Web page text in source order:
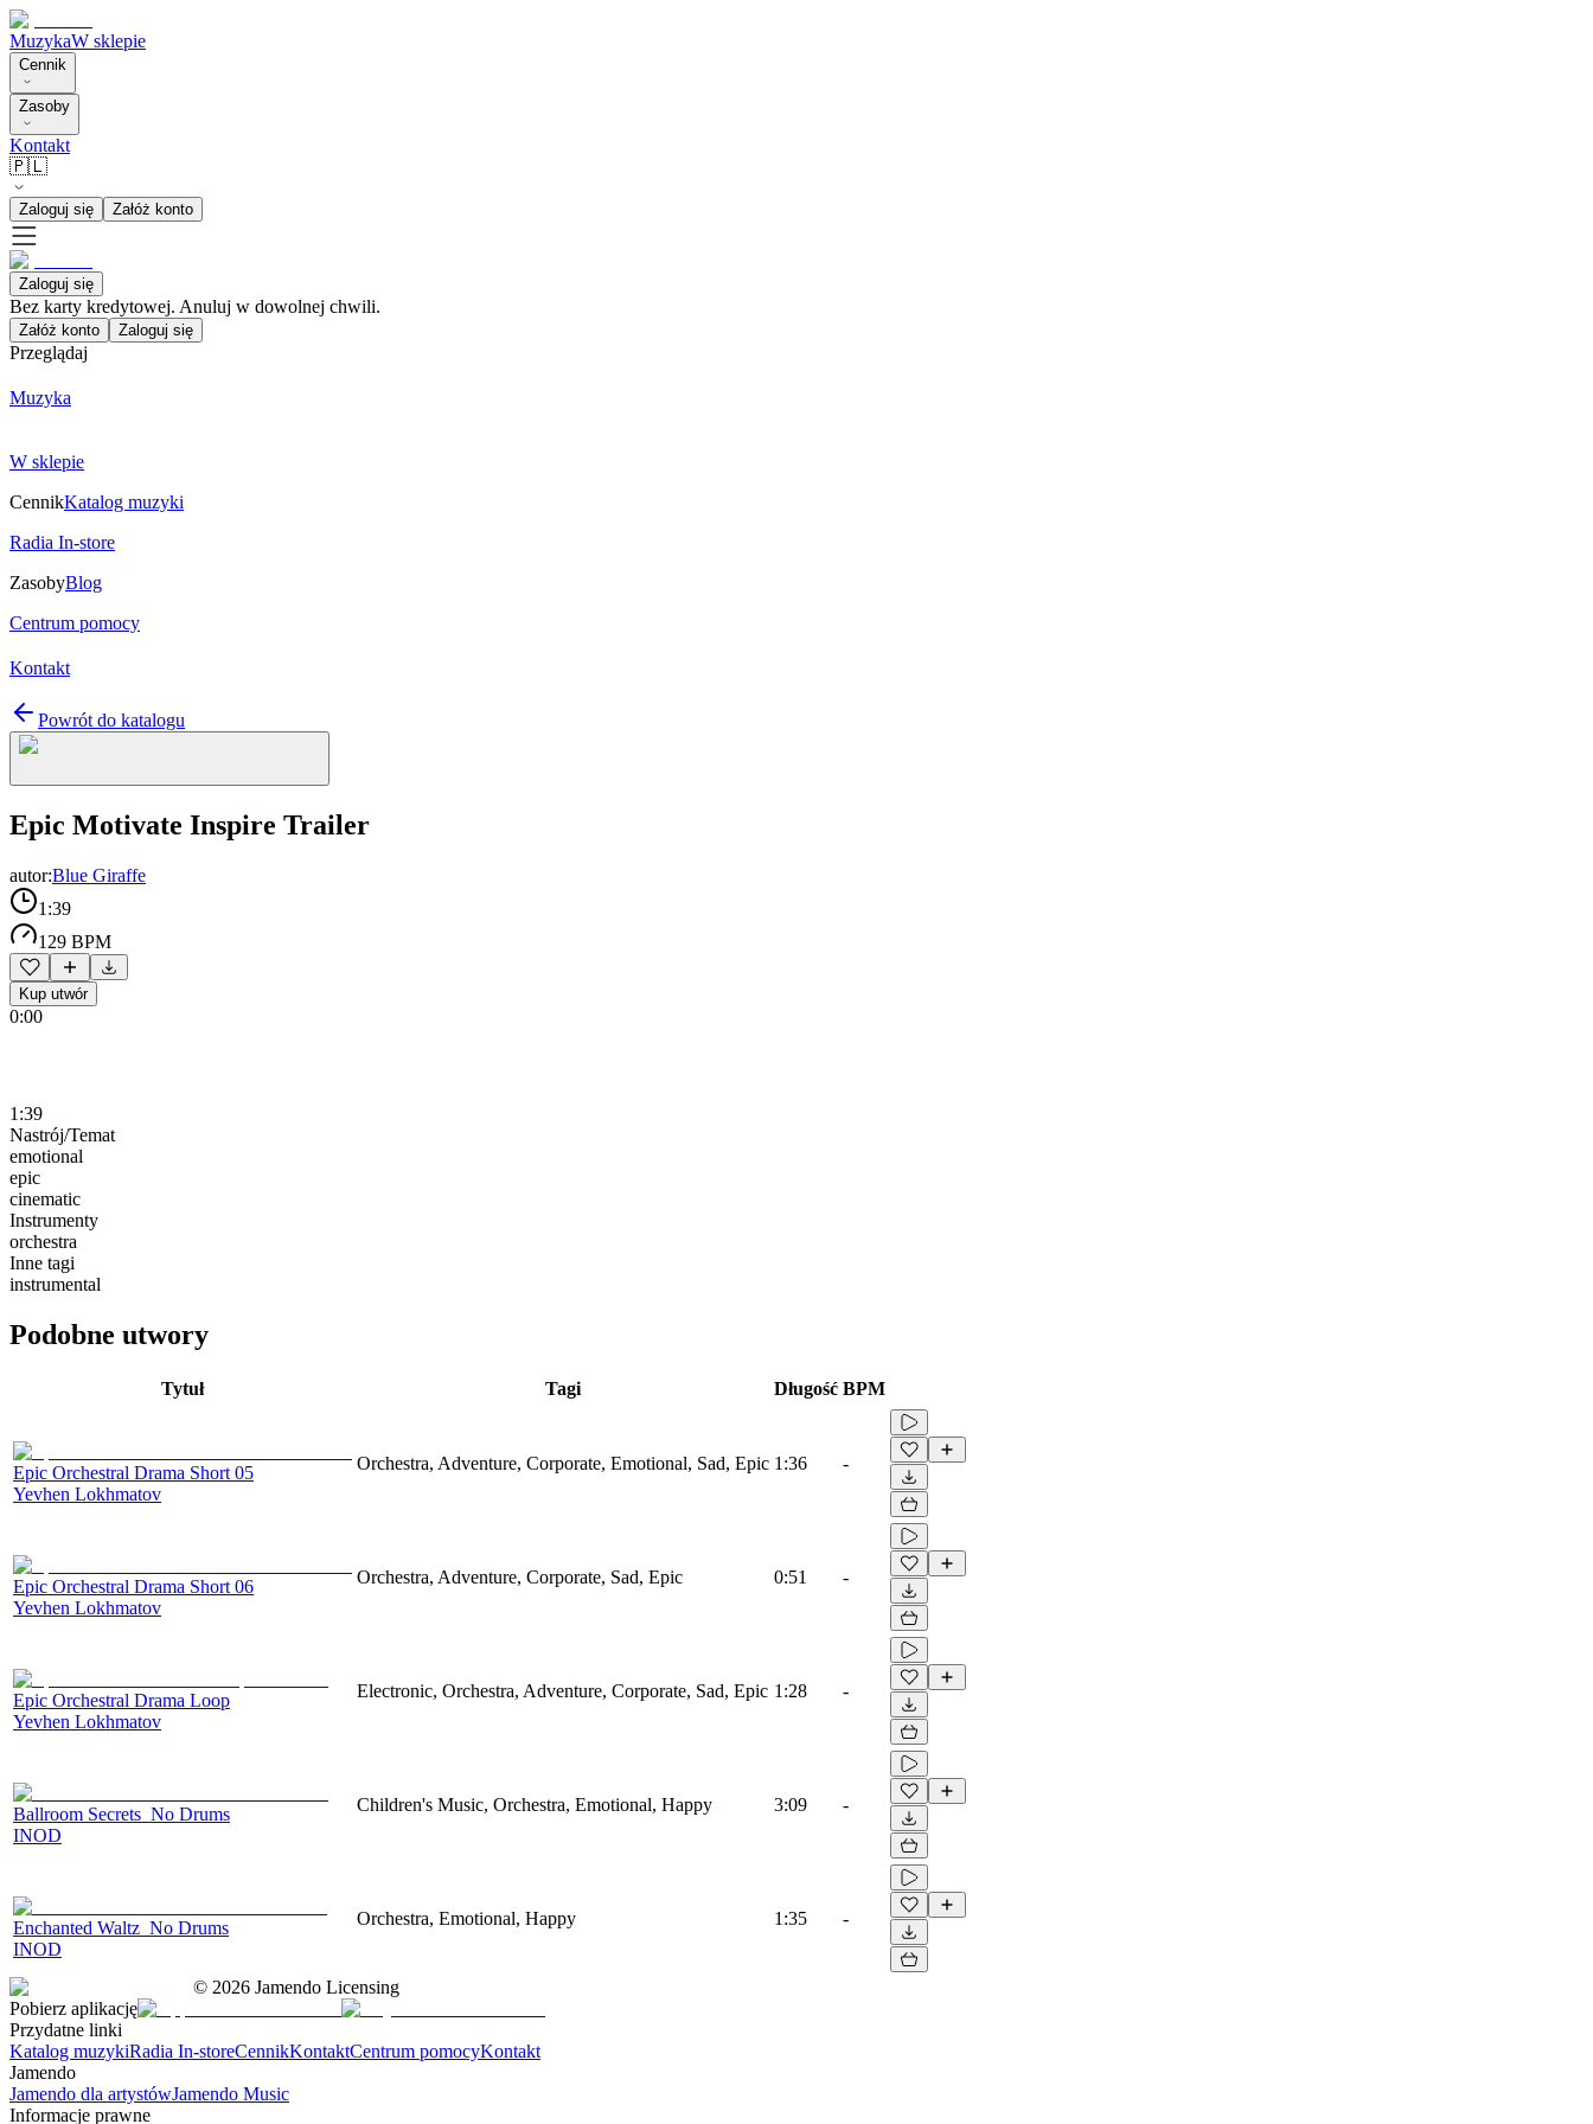
MuzykaW sklepie
Cennik
Zasoby
Kontakt
🇵🇱
Zaloguj się Załóż konto
Zaloguj się
Bez karty kredytowej. Anuluj w dowolnej chwili.
Załóż konto Zaloguj się
Przeglądaj
Muzyka
W sklepie
CennikKatalog muzyki
Radia In-store
ZasobyBlog
Centrum pomocy
Kontakt
Powrót do katalogu
Epic Motivate Inspire Trailer
autor:Blue Giraffe
1:39
129 BPM
Kup utwór
0:00
1:39
Nastrój/Temat
emotional
epic
cinematic
Instrumenty
orchestra
Inne tagi
instrumental
Podobne utwory
Tytuł Tagi Długość BPM
Epic Orchestral Drama Short 05
Yevhen Lokhmatov
Orchestra, Adventure, Corporate, Emotional, Sad, Epic 1:36 -
Epic Orchestral Drama Short 06
Yevhen Lokhmatov
Orchestra, Adventure, Corporate, Sad, Epic 0:51 -
Epic Orchestral Drama Loop
Yevhen Lokhmatov
Electronic, Orchestra, Adventure, Corporate, Sad, Epic 1:28 -
Ballroom Secrets_No Drums
INOD
Children's Music, Orchestra, Emotional, Happy 3:09 -
Enchanted Waltz_No Drums
INOD
Orchestra, Emotional, Happy 1:35 -
© 2026 Jamendo Licensing
Pobierz aplikację
Przydatne linki
Katalog muzykiRadia In-storeCennikKontaktCentrum pomocyKontakt
Jamendo
Jamendo dla artystówJamendo Music
Informacje prawne